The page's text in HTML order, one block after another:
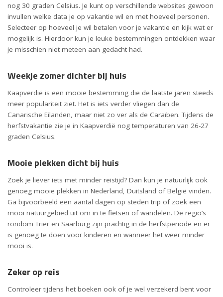
nog 30 graden Celsius. Je kunt op verschillende websites gewoon
invullen welke data je op vakantie wil en met hoeveel personen.
Selecteer op hoeveel je wil betalen voor je vakantie en kijk wat er
mogelijk is. Hierdoor kun je leuke bestemmingen ontdekken waar
je misschien niet meteen aan gedacht had.
Weekje zomer dichter bij huis
Kaapverdië is een mooie bestemming die de laatste jaren steeds
meer populariteit ziet. Het is iets verder vliegen dan de
Canarische Eilanden, maar niet zo ver als de Caraïben. Tijdens de
herfstvakantie zie je in Kaapverdië nog temperaturen van 26-27
graden Celsius.
Mooie plekken dicht bij huis
Zoek je liever iets met minder reistijd? Dan kun je natuurlijk ook
genoeg mooie plekken in Nederland, Duitsland of België vinden.
Ga bijvoorbeeld een aantal dagen op steden trip of zoek een
mooi natuurgebied uit om in te fietsen of wandelen. De regio’s
rondom Trier en Saarburg zijn prachtig in de herfstperiode en er
is genoeg te doen voor kinderen en wanneer het weer minder
mooi is.
Zeker op reis
Controleer tijdens het boeken ook of je wel verzekerd bent voor